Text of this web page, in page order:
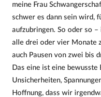
meine Frau
schwer es dann sein wird,
aufzubringen. So oder so –
alle drei oder vier Monate
auch Pausen von zwei bis
Das eine ist eine bewusste
Unsicherheiten,
Hoffnung, dass wir